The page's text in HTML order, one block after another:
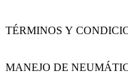
TÉRMINOS Y
MANEJO DE